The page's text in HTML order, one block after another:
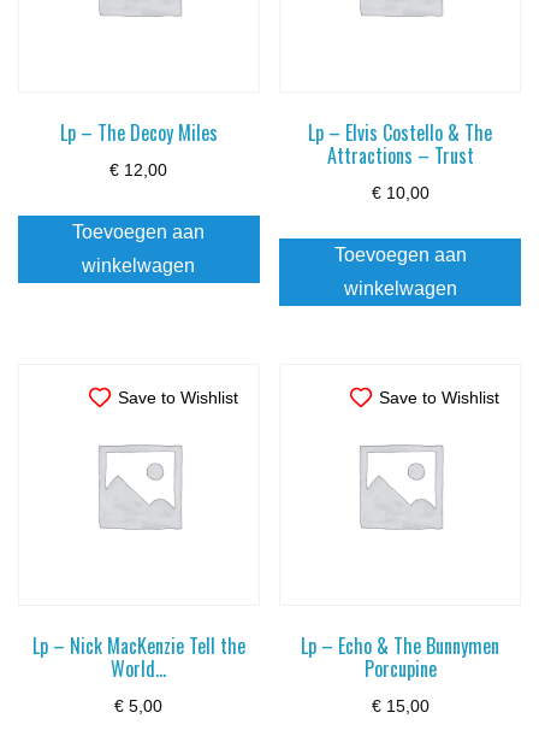
Lp – The Decoy Miles
€ 12,00
Toevoegen aan
winkelwagen
Lp – Elvis Costello & The
Attractions – Trust
€10,00
Toevoegen aan
winkelwagen
Save to Wishlist
Lp – Nick MacKenzie Tell the
World…
€ 5,00
Save to Wishlist
Lp – Echo & The Bunnymen
Porcupine
€15,00